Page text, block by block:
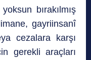
bırakılmış
gayriinsanî
cezalara karşı
gerekli araçları